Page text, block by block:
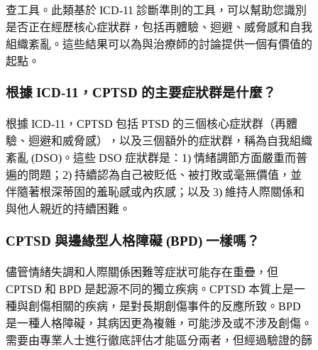
查工具。此類基於 ICD-11 診斷準則的工具，可以幫助您識別
是否正在經歷核心症狀群，包括再體驗、迴避、威脅感和自我
組織紊亂。這些結果可以為與治療師的討論提供一個有價值的
起點。
根據 ICD-11，CPTSD 的主要症狀群是什麼？
根據 ICD-11，CPTSD 包括 PTSD 的三個核心症狀群（再體
驗、迴避和威脅感），以及三個額外的症狀群，稱為自我組織
紊亂 (DSO)。這些 DSO 症狀群是：1) 情緒調節方面嚴重而普
遍的問題；2) 持續認為自己被貶低、被打敗或毫無價值，並
伴隨著根深蒂固的羞恥感或內疚感；以及 3) 維持人際關係和
與他人親近的持續困難。
CPTSD 與邊緣型人格障礙 (BPD) 一樣嗎？
儘管情緒失調和人際關係困難等症狀可能存在重疊，但
CPTSD 和 BPD 是起源不同的獨立疾病。CPTSD 本質上是一
種與創傷相關的疾病，是對長期創傷事件的反應所致。BPD
是一種人格障礙，其病因更為複雜，可能涉及或不涉及創傷。
需要由專業人士進行徹底評估才能區分兩者，但經過驗證的篩